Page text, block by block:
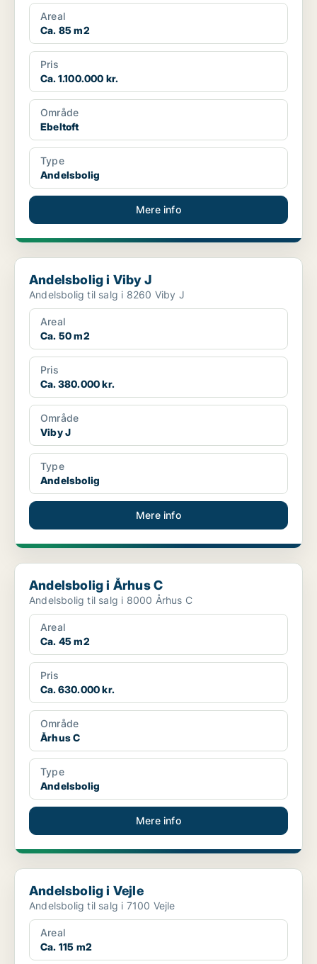
Areal
Ca. 85 m2
Pris
Ca. 1.100.000 kr.
Område
Ebeltoft
Type
Andelsbolig
Mere info
Andelsbolig i Viby J
Andelsbolig i Viby J
Andelsbolig til salg i 8260 Viby J
Areal
Ca. 50 m2
Pris
Ca. 380.000 kr.
Område
Viby J
Type
Andelsbolig
Mere info
Andelsbolig i Århus C
Andelsbolig i Århus C
Andelsbolig til salg i 8000 Århus C
Areal
Ca. 45 m2
Pris
Ca. 630.000 kr.
Område
Århus C
Type
Andelsbolig
Mere info
Andelsbolig i Vejle
Andelsbolig i Vejle
Andelsbolig til salg i 7100 Vejle
Areal
Ca. 115 m2